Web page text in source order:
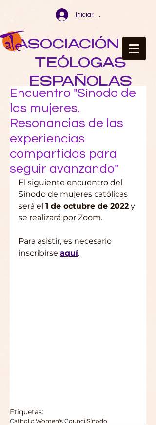
Iniciar sesión
ASOCIACIÓN DE
TEÓLOGAS
ESPAÑOLAS
Encuentro "Sínodo de
las mujeres.
Resonancias de las
experiencias
compartidas para
seguir avanzando"
El siguiente encuentro del
Sínodo de mujeres católicas
será el 1 de octubre de 2022 y
se realizará por Zoom.
Para asistir, es necesario
inscribirse aquí.
Etiquetas:
Catholic Women's CouncilSínodo